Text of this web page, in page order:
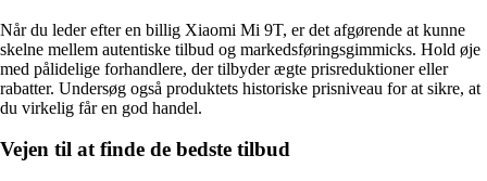
Når du leder efter en billig Xiaomi Mi 9T, er det afgørende at kunne
skelne mellem autentiske tilbud og markedsføringsgimmicks. Hold øje
med pålidelige forhandlere, der tilbyder ægte prisreduktioner eller
rabatter. Undersøg også produktets historiske prisniveau for at sikre, at
du virkelig får en god handel.
Vejen til at finde de bedste tilbud